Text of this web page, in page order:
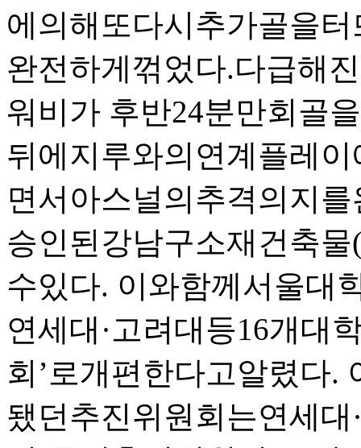
에의해또다시추가골을
완전하게꺾었다.다급해
워비가 후반24분만회골
뒤에지루와의연계플레
면서아스널의추격의지
승인된강남구소재건축
수있다. 이와함께서울대
연세대·고려대등16개대
회’로개편한다고알렸다.
됐던추진위원회는연세